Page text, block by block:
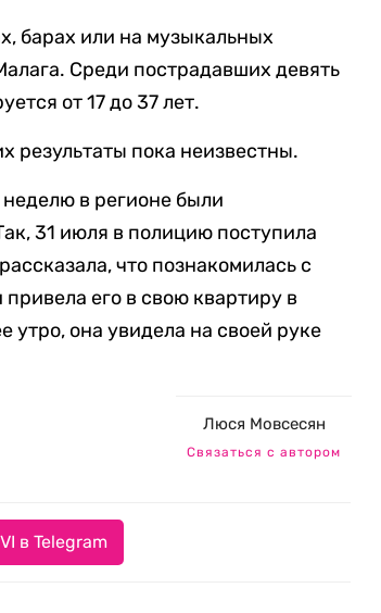
барах или на музыкальных
Среди пострадавших девять
от 17 до 37 лет.
результаты пока неизвестны.
в регионе были
31 июля в полицию поступила
что познакомилась с
его в свою квартиру в
она увидела на своей руке
Люся Мовсесян
Связаться с автором
в Telegram